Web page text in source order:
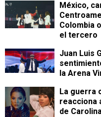
México,
Colombia
el tercero
Juan Luis
la Arena
La guerra
reacciona
de